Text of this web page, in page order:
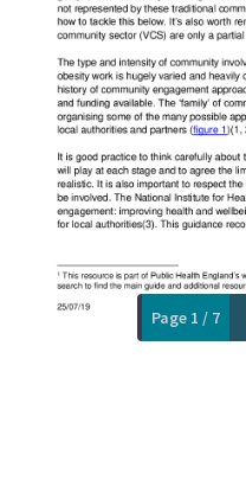
Page 1 / 7